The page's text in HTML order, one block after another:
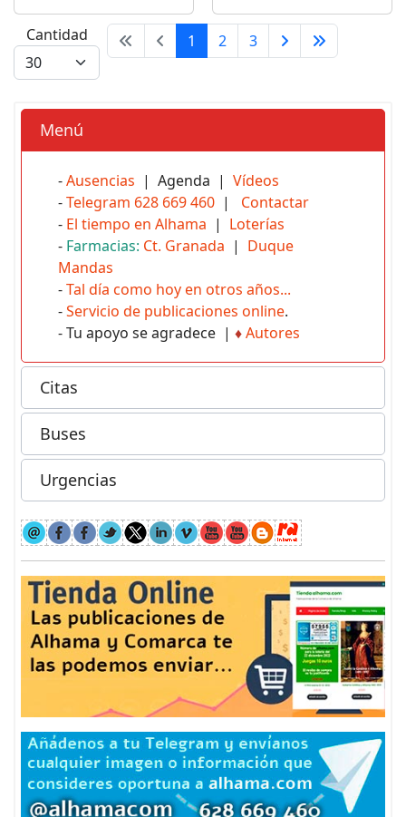
Cantidad 1 2 3
Menú
-Ausencias | Agenda | Vídeos
-Telegram 628 669 460 | Contactar
- El tiempo en Alhama | Loterías
- Farmacias: Ct. Granada | Duque
Mandas
-Tal día como hoy en otros años...
-Servicio de publicaciones online.
- Tu apoyo se agradece | ♦Autores
Citas
Buses
Urgencias